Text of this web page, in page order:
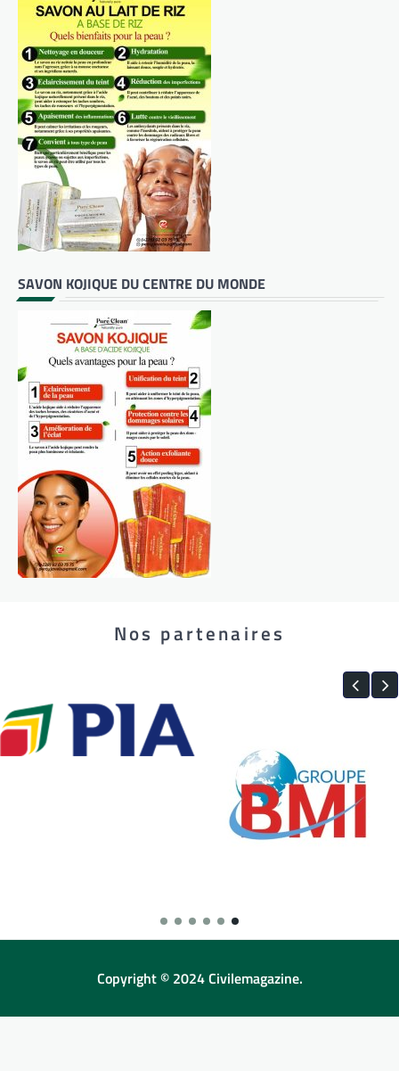
SAVON KOJIQUE DU CENTRE DU MONDE
Nos partenaires
Copyright © 2024 Civilemagazine.